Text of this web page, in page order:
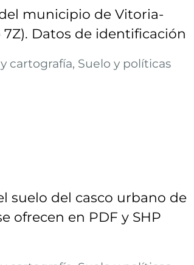
municipio de Vitoria-
7Z). Datos de identificación
cartografía, Suelo y políticas
suelo del casco urbano de
ofrecen en PDF y SHP